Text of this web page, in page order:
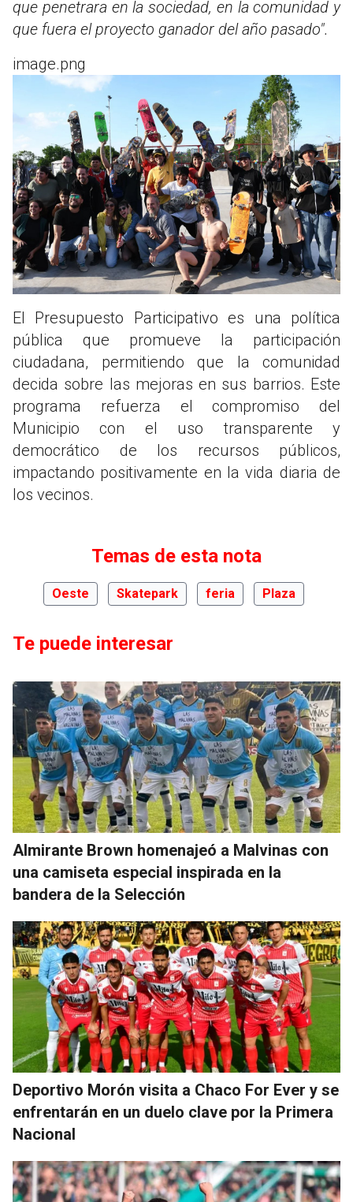
que penetrara en la sociedad, en la comunidad y
que fuera el proyecto ganador del año pasado".
image.png
El Presupuesto Participativo es una política
pública que promueve la participación
ciudadana, permitiendo que la comunidad
decida sobre las mejoras en sus barrios. Este
programa refuerza el compromiso del
Municipio con el uso transparente y
democrático de los recursos públicos,
impactando positivamente en la vida diaria de
los vecinos.
Temas de esta nota
Oeste Skatepark feria Plaza
Te puede interesar
Almirante Brown homenajeó a Malvinas con
una camiseta especial inspirada en la
bandera de la Selección
Deportivo Morón visita a Chaco For Ever y se
enfrentarán en un duelo clave por la Primera
Nacional